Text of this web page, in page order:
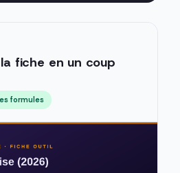
fiche en un coup
formules